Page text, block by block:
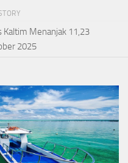
Kaltim Menanjak 11,23
2025